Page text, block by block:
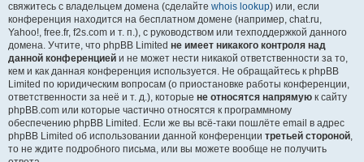
свяжитесь с владельцем домена (сделайте whois lookup) или, если
конференция находится на бесплатном домене (например, chat.ru,
Yahoo!, free.fr, f2s.com и т. п.), с руководством или техподдержкой данного
домена. Учтите, что phpBB Limited не имеет никакого контроля над
данной конференцией и не может нести никакой ответственности за то,
кем и как данная конференция используется. Не обращайтесь к phpBB
Limited по юридическим вопросам (о приостановке работы конференции,
ответственности за неё и т. д.), которые не относятся напрямую к сайту
phpBB.com или которые частично относятся к программному
обеспечению phpBB Limited. Если же вы всё-таки пошлёте email в адрес
phpBB Limited об использовании данной конференции третьей стороной,
то не ждите подробного письма, или вы можете вообще не получить